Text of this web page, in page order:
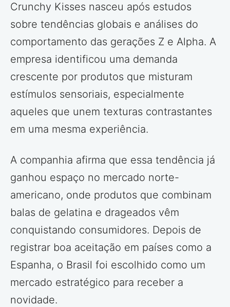
Crunchy Kisses nasceu após estudos
sobre tendências globais e análises do
comportamento das gerações Z e Alpha. A
empresa identificou uma demanda
crescente por produtos que misturam
estímulos sensoriais, especialmente
aqueles que unem texturas contrastantes
em uma mesma experiência.
A companhia afirma que essa tendência já
ganhou espaço no mercado norte-
americano, onde produtos que combinam
balas de gelatina e drageados vêm
conquistando consumidores. Depois de
registrar boa aceitação em países como a
Espanha, o Brasil foi escolhido como um
mercado estratégico para receber a
novidade.